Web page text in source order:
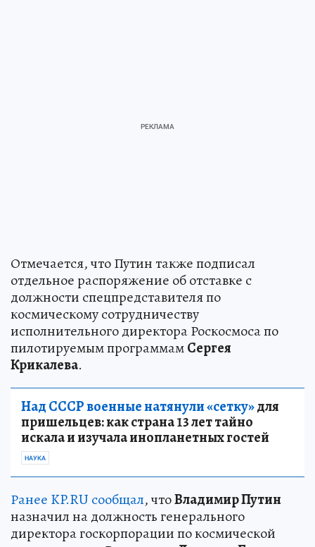
Отмечается, что Путин также подписал
отдельное распоряжение об отставке с
должности спецпредставителя по
космическому сотрудничеству
исполнительного директора Роскосмоса по
пилотируемым программамСергея
Крикалева.
Над СССР военные натянули «сетку»для
пришельцев: как страна 13 лет тайно
искала и изучала инопланетных гостей
НАУКА
Ранее KP.RU сообщал, чтоВладимир Путин
назначил на должность генерального
директора госкорпорации по космической